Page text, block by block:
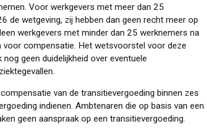
Voor werkgevers met meer dan 25
de wetgeving, zij hebben dan geen recht meer op
werkgevers met minder dan 25 werknemers na
voor compensatie. Het wetsvoorstel voor deze
geen duidelijkheid over eventuele
van de transitievergoeding binnen zes
indienen. Ambtenaren die op basis van een
geen aanspraak op een transitievergoeding.